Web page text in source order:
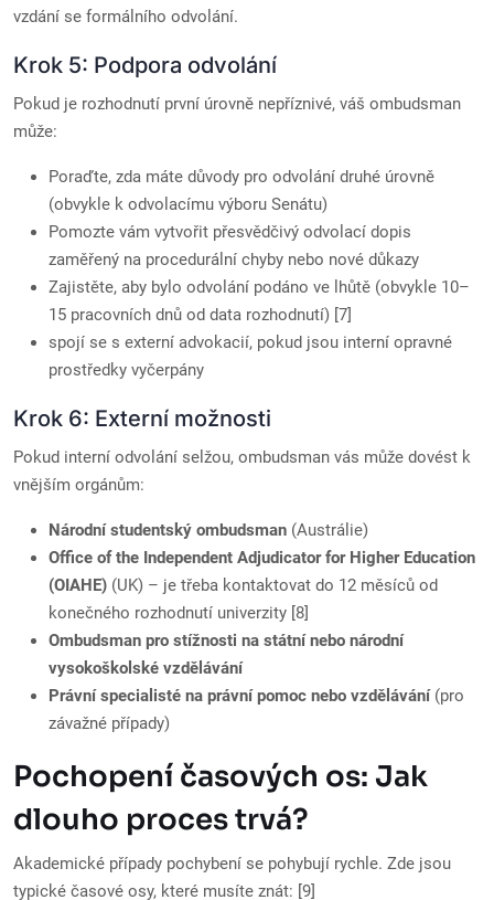
vzdání se formálního odvolání.
Krok 5: Podpora odvolání
Pokud je rozhodnutí první úrovně nepříznivé, váš ombudsman
může:
Poraďte, zda máte důvody pro odvolání druhé úrovně
(obvykle k odvolacímu výboru Senátu)
Pomozte vám vytvořit přesvědčivý odvolací dopis
zaměřený na procedurální chyby nebo nové důkazy
Zajistěte, aby bylo odvolání podáno ve lhůtě (obvykle 10–
15 pracovních dnů od data rozhodnutí) [7]
spojí se s externí advokacií, pokud jsou interní opravné
prostředky vyčerpány
Krok 6: Externí možnosti
Pokud interní odvolání selžou, ombudsman vás může dovést k
vnějším orgánům:
Národní studentský ombudsman (Austrálie)
Office of the Independent Adjudicator for Higher Education
(OIAHE) (UK) – je třeba kontaktovat do 12 měsíců od
konečného rozhodnutí univerzity [8]
Ombudsman pro stížnosti na státní nebo národní
vysokoškolské vzdělávání
Právní specialisté na právní pomoc nebo vzdělávání(pro
závažné případy)
Pochopení časových os: Jak
dlouho proces trvá?
Akademické případy pochybení se pohybují rychle. Zde jsou
typické časové osy, které musíte znát: [9]